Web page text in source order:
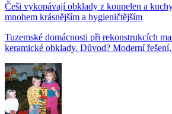
Češi vykopávají obklady z koupelen a
mnohem krásnějším a hygieničtějším
Tuzemské domácnosti při rekonstrukcích
keramické obklady. Důvod? Moderní